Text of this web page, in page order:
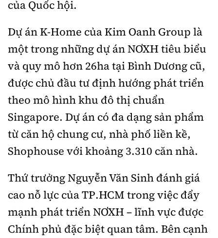
của Quốc hội.
Dự án K-Home của Kim Oanh Group là
một trong những dự án NƠXH tiêu biểu
và quy mô hơn 26ha tại Bình Dương cũ,
được chủ đầu tư định hướng phát triển
theo mô hình khu đô thị chuẩn
Singapore. Dự án có đa dạng sản phẩm
từ căn hộ chung cư, nhà phố liền kề,
Shophouse với khoảng 3.310 căn nhà.
Thứ trưởng Nguyễn Văn Sinh đánh giá
cao nỗ lực của TP.HCM trong việc đẩy
mạnh phát triển NƠXH – lĩnh vực được
Chính phủ đặc biệt quan tâm. Bên cạnh